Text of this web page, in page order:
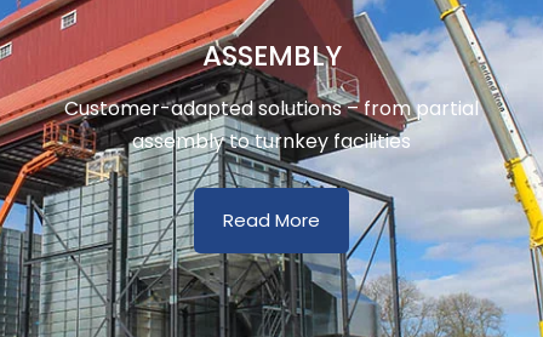
ASSEMBLY
Customer-adapted solutions – from partial
assembly to turnkey facilities
Read More